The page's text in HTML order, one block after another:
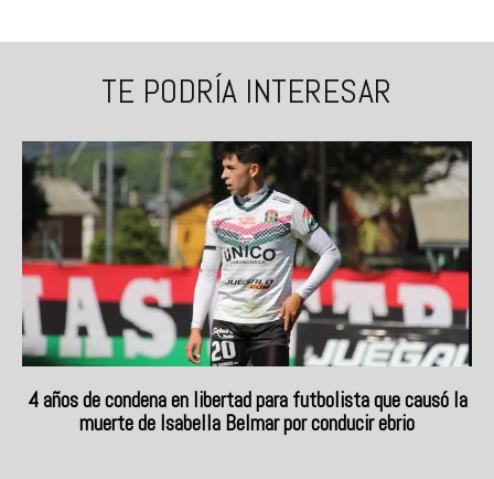
TE PODRÍA INTERESAR
4 años de condena en libertad para futbolista que causó la
muerte de Isabella Belmar por conducir ebrio